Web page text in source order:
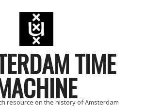
TIME
resource on the history of Amsterdam